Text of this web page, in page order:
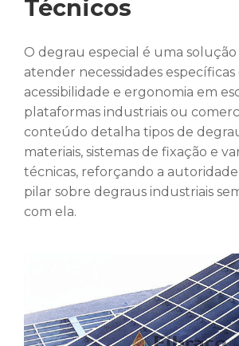
Técnicos
O degrau especial é uma
atender necessidades
acessibilidade e ergonomia em
plataformas industriais ou
conteúdo detalha tipos de
materiais, sistemas de fixação e
técnicas, reforçando a
pilar sobre degraus industriais
com ela.